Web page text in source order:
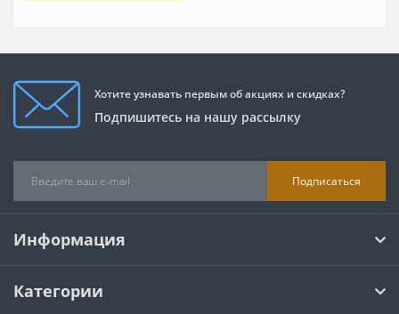
Хотите узнавать первым об акциях и скидках?
Подпишитесь на нашу рассылку
Подписаться
Информация
Категории